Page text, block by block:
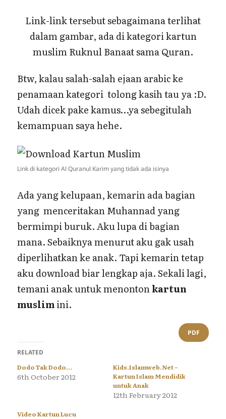
Link-link tersebut sebagaimana terlihat
dalam gambar, ada di kategori kartun
muslim Ruknul Banaat sama Quran.
Btw, kalau salah-salah ejaan arabic ke
penamaan kategori tolong kasih tau ya :D.
Udah dicek pake kamus…ya sebegitulah
kemampuan saya hehe.
Link di kategori Al Quranul Karim yang tidak ada isinya
Ada yang kelupaan, kemarin ada bagian
yang menceritakan Muhannad yang
bermimpi buruk. Aku lupa di bagian
mana. Sebaiknya menurut aku gak usah
diperlihatkan ke anak. Tapi kemarin tetap
aku download biar lengkap aja. Sekali lagi,
temani anak untuk menontonkartun
muslimini.
PDF
RELATED
Dodo Tak Dodo…
6th October 2012
Kids.Islamweb.Net –
Kartun Islam Mendidik
untuk Anak
12th February 2012
Video Kartun Lucu